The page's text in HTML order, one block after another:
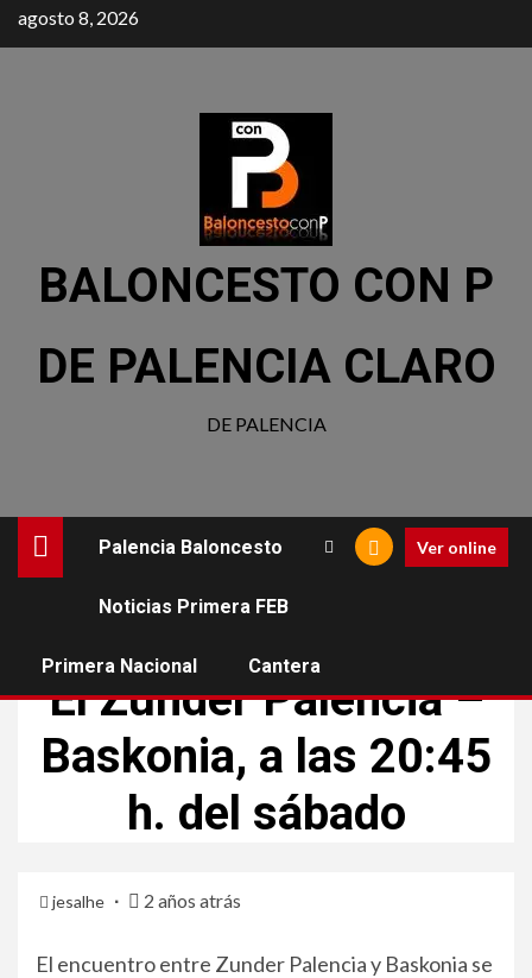
agosto 8, 2026
BALONCESTO CON P
DE PALENCIA CLARO
DE PALENCIA
Palencia Baloncesto
Noticias Primera FEB
Primera Nacional Cantera
Ver online
El Zunder Palencia –
Baskonia, a las 20:45
h. del sábado
jesalhe 2 años atrás
El encuentro entre Zunder Palencia y Baskonia se